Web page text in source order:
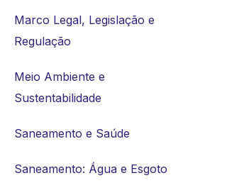
Marco Legal, Legislação e
Regulação
Meio Ambiente e
Sustentabilidade
Saneamento e Saúde
Saneamento: Água e Esgoto